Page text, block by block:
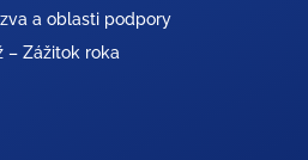
a oblasti podpory
– Zážitok roka